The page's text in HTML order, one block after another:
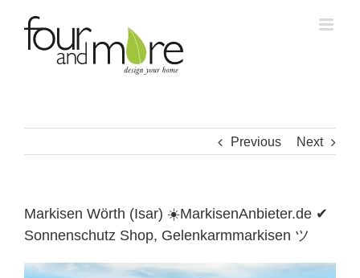
content
Previous Next
Markisen Wörth (Isar) ☀️MarkisenAnbieter.de ✔
Sonnenschutz Shop, Gelenkarmmarkisen ツ